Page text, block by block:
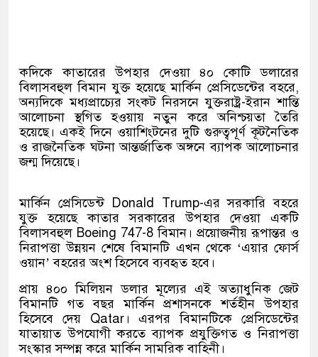
কদিকে কাতারের উপহার দেওয়া ৪০ কোটি ডলারের
বিলাসবহুল বিমান যুক্ত হয়েছে মার্কিন প্রেসিডেন্টের বহরে,
অন্যদিকে মধ্যপ্রাচ্যের সংকট নিরসনে যুক্তরাষ্ট্র-ইরান শান্তি
আলোচনা স্থগিত হওয়ায় নতুন করে অনিশ্চয়তা তৈরি
হয়েছে। একই দিনে ওয়াশিংটনের দুটি গুরুত্বপূর্ণ কূটনৈতিক
ও রাজনৈতিক ঘটনা আন্তর্জাতিক অঙ্গনে ব্যাপক আলোচনার
জন্ম দিয়েছে।
মার্কিন প্রেসিডেন্ট Donald Trump-এর সরকারি বহরে
যুক্ত হয়েছে কাতার সরকারের উপহার দেওয়া একটি
বিলাসবহুল Boeing 747-8 বিমান। প্রয়োজনীয় রূপান্তর ও
নিরাপত্তা উন্নয়ন শেষে বিমানটি এখন থেকে ‘এয়ার ফোর্স
ওয়ান’ বহরের অংশ হিসেবে ব্যবহৃত হবে।
প্রায় ৪০০ মিলিয়ন ডলার মূল্যের এই অত্যাধুনিক জেট
বিমানটি গত বছর মার্কিন প্রশাসনকে শর্তহীন উপহার
হিসেবে দেয় Qatar। এরপর বিমানটিকে প্রেসিডেন্টের
যাতায়াত উপযোগী করতে ব্যাপক প্রযুক্তিগত ও নিরাপত্তা
সংস্কার সম্পন্ন করে মার্কিন সামরিক বাহিনী।